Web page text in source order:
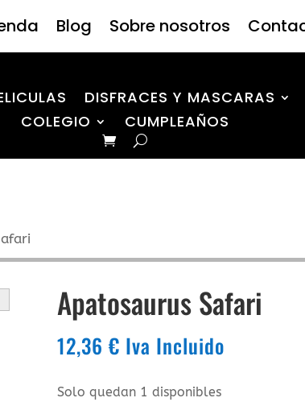
Blog Sobre nosotros
DISFRACES Y MASCARAS
COLEGIO
CUMPLEAÑOS
Apatosaurus Safari
12,36€ Iva Incluido
Solo quedan 1 disponibles